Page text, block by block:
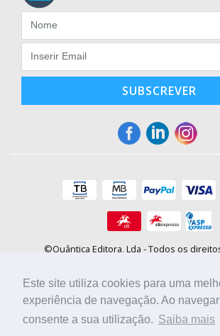
Este site utiliza cookies para uma
experiência de navegação. Ao navegar
consente a sua utilização. Saiba mais
SUBSCREVER
©Quântica Editora, Lda - Todos os
E-mail: info@booki.pt
Tel.: +351 220 104 872(custo de chamada